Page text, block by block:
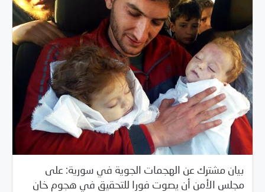
بيان مشترك عن الهجمات الجوية في سورية: على
مجلس الأمن أن يصوت فورا للتحقيق في هجوم خان